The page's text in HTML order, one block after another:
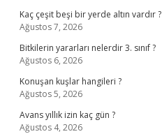
Kaç çeşit beşi bir yerde altın vardır ?
Ağustos 7, 2026
Bitkilerin yararları nelerdir 3. sınıf ?
Ağustos 6, 2026
Konuşan kuşlar hangileri ?
Ağustos 5, 2026
Avans yıllık izin kaç gün ?
Ağustos 4, 2026